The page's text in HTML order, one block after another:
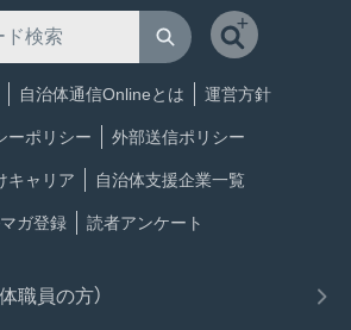
自治体通信Onlineとは 運営方針
ーポリシー 外部送信ポリシー
キャリア 自治体支援企業一覧
ガ登録 読者アンケート
職員の方）